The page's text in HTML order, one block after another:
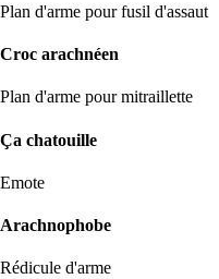
Plan d'arme pour fusil d'assaut
Croc arachnéen
Plan d'arme pour mitraillette
Ça chatouille
Emote
Arachnophobe
Rédicule d'arme